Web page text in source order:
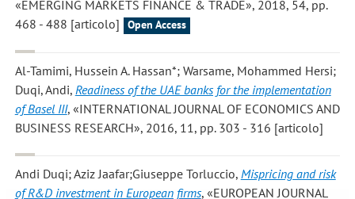
«EMERGING MARKETS FINANCE & TRADE», 2018, 54, pp.
468 - 488 [articolo]
Open Access
Al-Tamimi, Hussein A. Hassan*; Warsame, Mohammed Hersi;
Duqi, Andi, Readiness of the UAE banks for the implementation
of Basel III, «INTERNATIONAL JOURNAL OF ECONOMICS AND
BUSINESS RESEARCH», 2016, 11, pp. 303 - 316 [articolo]
Andi Duqi; Aziz Jaafar;Giuseppe Torluccio, Mispricing and risk
of R&D investment in European firms, «EUROPEAN JOURNAL